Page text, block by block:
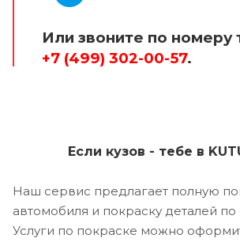
Или звоните по номеру
+7 (499) 302-00-57.
Если кузов - тебе в
Наш сервис предлагает полную
автомобиля и покраску деталей по
Услуги по покраске можно